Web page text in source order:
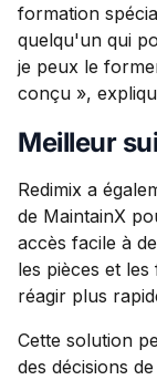
formation
quelqu'un qui
je peux le
conçu »,
Meilleur
Redimix a
de MaintainX
accès facile à
les pièces et
réagir plus
Cette solution
des décisions